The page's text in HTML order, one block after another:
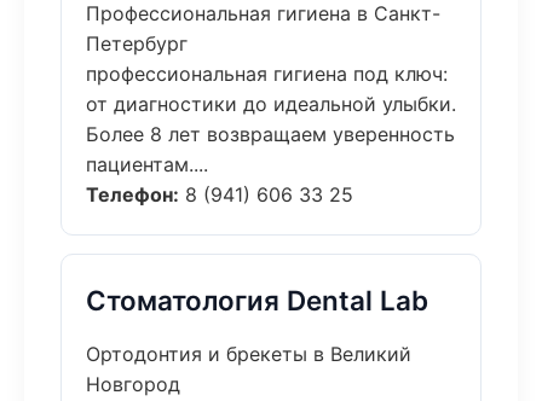
Профессиональная гигиена в Санкт-
Петербург
профессиональная гигиена под ключ:
от диагностики до идеальной улыбки.
Более 8 лет возвращаем уверенность
пациентам....
Телефон: 8 (941) 606 33 25
Стоматология Dental Lab
Ортодонтия и брекеты в Великий
Новгород